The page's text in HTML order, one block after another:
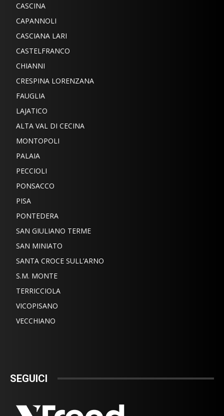
CASCINA
CAPANNOLI
CASCIANA LARI
CASTELFRANCO
CHIANNI
CRESPINA LORENZANA
FAUGLIA
LAJATICO
ALTA VAL DI CECINA
MONTOPOLI
PALAIA
PECCIOLI
PONSACCO
PISA
PONTEDERA
SAN GIULIANO TERME
SAN MINIATO
SANTA CROCE SULL’ARNO
S.M. MONTE
TERRICCIOLA
VICOPISANO
VECCHIANO
SEGUICI